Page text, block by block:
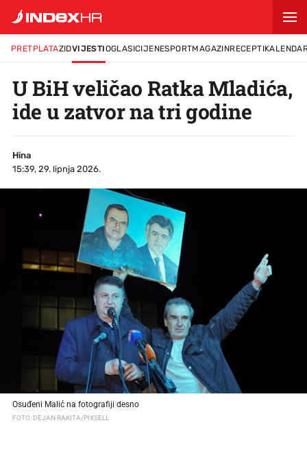
PRETPLATAZIDVIJESTIOGLASICIJENESPORTMAGAZINRECEPTI
U BiH veličao Ratka Mladića,
ide u zatvor na tri godine
Hina
15:39, 29. lipnja 2026.
Osuđeni Malić na fotografiji desno
FOTO: DEJAN RAKITA/PIXSELL